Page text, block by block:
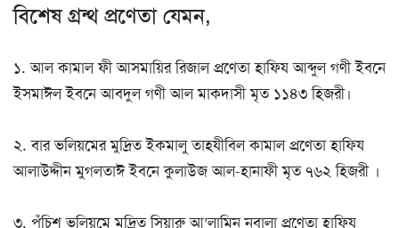
বিশেষ গ্রন্থ প্রণেতা যেমন,
১. আল কামাল ফী আসমায়ির রিজাল প্রণেতা হাফিয আব্দুল গণী ইবনে
ইসমাঈল ইবনে আবদুল গণী আল মাকদাসী মৃত ১১৪৩ হিজরী।
২. বার ভলিয়মের মুদ্রিত ইকমালু তাহযীবিল কামাল প্রণেতা হাফিয
আলাউদ্দীন মুগলতাঈ ইবনে কুলাউজ আল-হানাফী মৃত ৭৬২ হিজরী ।
৩. পঁচিশ ভলিয়মে মুদ্রিত সিয়ারু আ’লামিন নুবালা প্রণেতা হাফিয